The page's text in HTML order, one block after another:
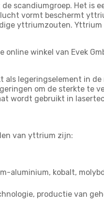
scandiumgroep. Het is
vormt beschermt
yttriumzouten.
winkel van Evek
als legeringselement in
om de sterkte te
wordt gebruikt in
van yttrium zijn:
aluminium, kobalt,
productie van